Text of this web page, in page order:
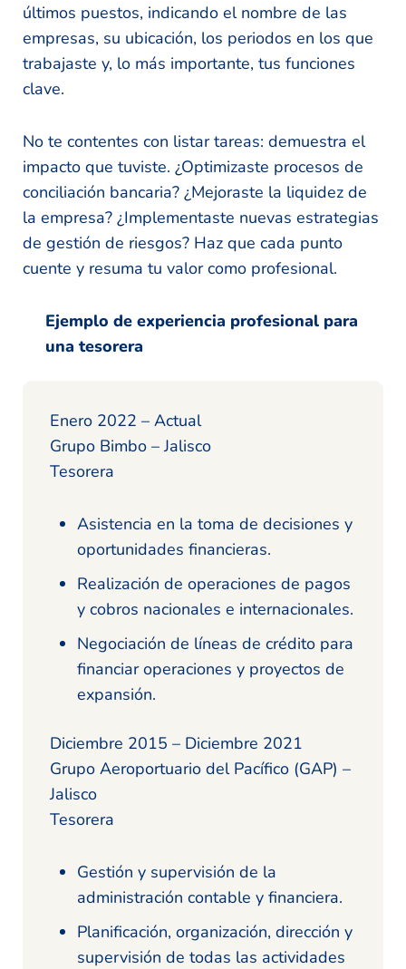
últimos puestos, indicando el nombre de las
empresas, su ubicación, los periodos en los que
trabajaste y, lo más importante, tus funciones
clave.
No te contentes con listar tareas: demuestra el
impacto que tuviste. ¿Optimizaste procesos de
conciliación bancaria? ¿Mejoraste la liquidez de
la empresa? ¿Implementaste nuevas estrategias
de gestión de riesgos? Haz que cada punto
cuente y resuma tu valor como profesional.
Ejemplo de experiencia profesional para
una tesorera
Enero 2022 – Actual
Grupo Bimbo – Jalisco
Tesorera
Asistencia en la toma de decisiones y
oportunidades financieras.
Realización de operaciones de pagos
y cobros nacionales e internacionales.
Negociación de líneas de crédito para
financiar operaciones y proyectos de
expansión.
Diciembre 2015 – Diciembre 2021
Grupo Aeroportuario del Pacífico (GAP) –
Jalisco
Tesorera
Gestión y supervisión de la
administración contable y financiera.
Planificación, organización, dirección y
supervisión de todas las actividades